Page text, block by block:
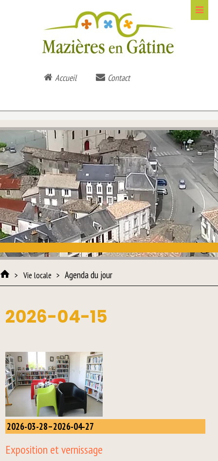
Accueil Contact
Vie locale Agenda du jour
2026-04-15
2026-03-28–2026-04-27
Exposition et vernissage